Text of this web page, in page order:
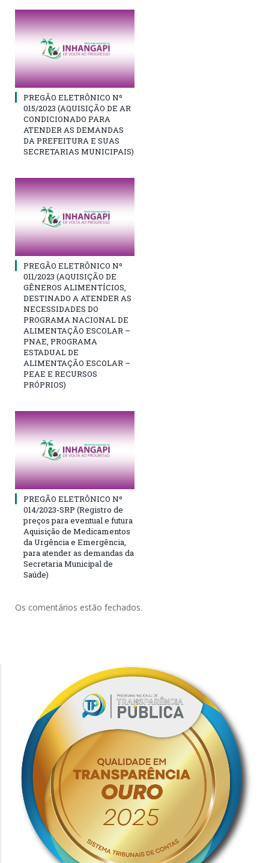
PREGÃO ELETRÔNICO Nº
015/2023 (AQUISIÇÃO DE AR
CONDICIONADO PARA
ATENDER AS DEMANDAS
DA PREFEITURA E SUAS
SECRETARIAS MUNICIPAIS)
PREGÃO ELETRÔNICO Nº
011/2023 (AQUISIÇÃO DE
GÊNEROS ALIMENTÍCIOS,
DESTINADO A ATENDER AS
NECESSIDADES DO
PROGRAMA NACIONAL DE
ALIMENTAÇÃO ESCOLAR –
PNAE, PROGRAMA
ESTADUAL DE
ALIMENTAÇÃO ESCOLAR –
PEAE E RECURSOS
PRÓPRIOS)
PREGÃO ELETRÔNICO Nº
014/2023-SRP (Registro de
preços para eventual e futura
Aquisição de Medicamentos
da Urgência e Emergência,
para atender as demandas da
Secretaria Municipal de
Saúde)
Os comentários estão fechados.